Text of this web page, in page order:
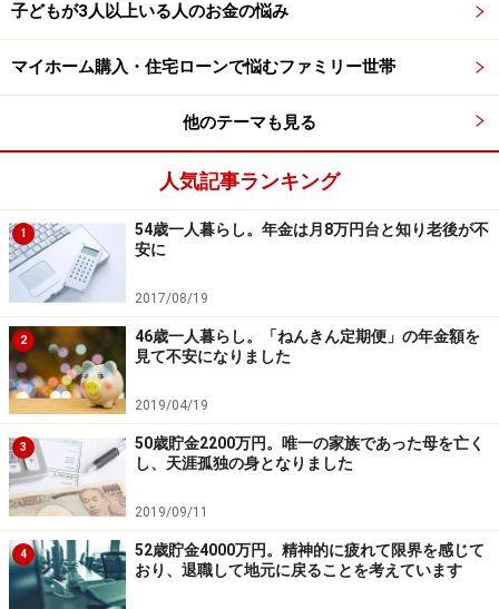
子どもが3人以上いる人のお金の悩み
マイホーム購入・住宅ローンで悩むファミリー世帯
他のテーマも見る
人気記事ランキング
1
54歳一人暮らし。年金は月8万円台と知り老後が不
安に
2017/08/19
2
46歳一人暮らし。「ねんきん定期便」の年金額を
見て不安になりました
2019/04/19
3
50歳貯金2200万円。唯一の家族であった母を亡く
し、天涯孤独の身となりました
2019/09/11
4
52歳貯金4000万円。精神的に疲れて限界を感じて
おり、退職して地元に戻ることを考えています